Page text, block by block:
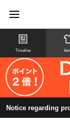
Timeline
Notice regarding